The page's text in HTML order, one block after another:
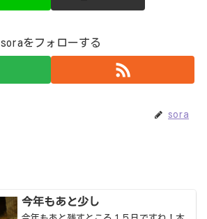
soraをフォローする
sora
今年もあと少し